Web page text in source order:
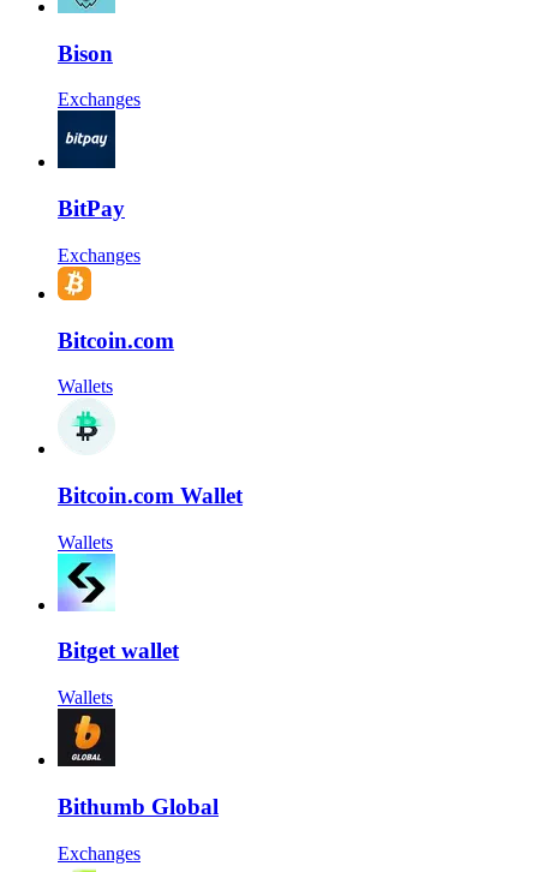
Bison
Exchanges
BitPay
Exchanges
Bitcoin.com
Wallets
Bitcoin.com Wallet
Wallets
Bitget wallet
Wallets
Bithumb Global
Exchanges